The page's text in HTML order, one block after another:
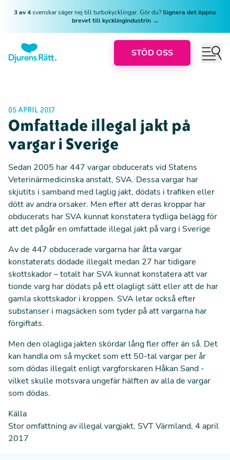
3 av 4svenskar säger nej till turbokycklingar. Gör du?Signera det öppna
brevet till kycklingindustrin →
STÖD OSS
05 APRIL 2017
Omfattade illegal jakt på
vargar i Sverige
Sedan 2005 har 447 vargar obducerats vid Statens
Veterinärmedicinska anstalt, SVA. Dessa vargar har
skjutits i samband med laglig jakt, dödats i trafiken eller
dött av andra orsaker. Men efter att deras kroppar har
obducerats har SVA kunnat konstatera tydliga belägg för
att det pågår en omfattade illegal jakt på varg i Sverige
Av de 447 obducerade vargarna har åtta vargar
konstaterats dödade illegalt medan 27 har tidigare
skottskador – totalt har SVA kunnat konstatera att var
tionde varg har dödats på ett olagligt sätt eller att de har
gamla skottskador i kroppen. SVA letar också efter
substanser i magsäcken som tyder på att vargarna har
förgiftats.
Men den olagliga jakten skördar lång fler offer än så. Det
kan handla om så mycket som ett 50-tal vargar per år
som dödas illegalt enligt vargforskaren Håkan Sand -
vilket skulle motsvara ungefär hälften av alla de vargar
som dödas.
Källa
Stor omfattning av illegal vargjakt, SVT Värmland, 4 april
2017